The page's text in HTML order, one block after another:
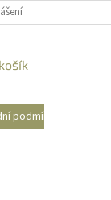
POSTUP PRO VRÁCENÍ
podmínky